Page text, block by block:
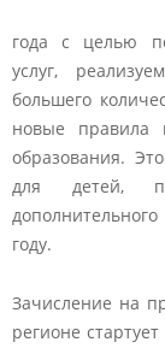
года с целью
услуг,
большего
новые правила
образования.
для детей,
году.
Зачисление на
регионе